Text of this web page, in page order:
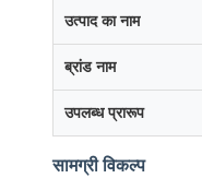
उत्पाद का नाम
ब्रांड नाम
उपलब्ध प्रारूप
सामग्री विकल्प